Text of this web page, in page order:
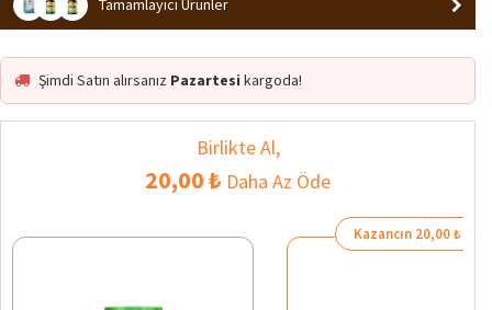
Tamamlayıcı Ürünler
Şimdi Satın alırsanız Pazartesi kargoda!
Birlikte Al,
20,00 ₺ Daha Az Öde
Kazancın 20,00 ₺